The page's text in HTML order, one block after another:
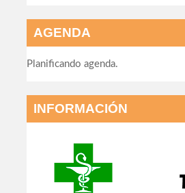
AGENDA
Planificando agenda.
INFORMACIÓN